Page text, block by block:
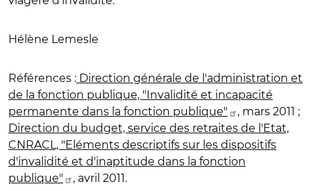
Hélène Lemesle
Références : Direction générale de l'administration et
de la fonction publique, "Invalidité et incapacité
permanente dans la fonction publique"
, mars 2011 ;
Direction du budget, service des retraites de l'Etat,
CNRACL, "Eléments descriptifs sur les dispositifs
d'invalidité et d'inaptitude dans la fonction
publique"
, avril 2011.